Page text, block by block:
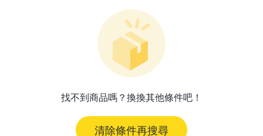
找不到商品嗎？換換其他條件吧！
清除條件再搜尋